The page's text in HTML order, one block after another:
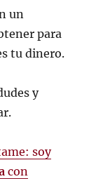
un
para
tu dinero.
y
soy
con